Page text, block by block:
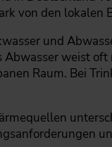
von den lokalen
und
weist
Raum. Bei